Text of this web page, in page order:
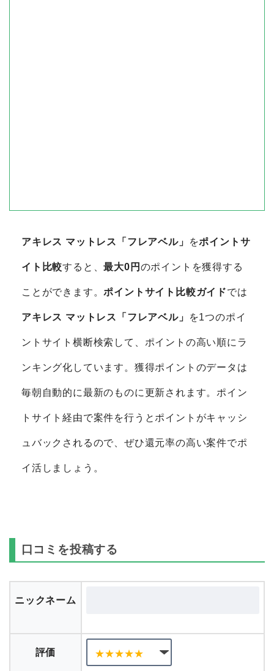
アキレス マットレス「フレアベル」 をポイントサ
イト比較すると、最大0円 のポイントを獲得する
ことができます。ポイントサイト比較ガイドでは
アキレス マットレス「フレアベル」 を1つのポイ
ントサイト横断検索して、ポイントの高い順にラ
ンキング化しています。獲得ポイントのデータは
毎朝自動的に最新のものに更新されます。ポイン
トサイト経由で案件を行うとポイントがキャッシ
ュバックされるので、ぜひ還元率の高い案件でポ
イ活しましょう。
口コミを投稿する
ニックネーム
評価